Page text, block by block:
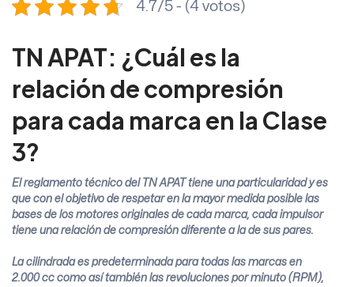
4.7/5 - (4 votos)
TN APAT: ¿Cuál es la
relación de compresión
para cada marca en la Clase
3?
El reglamento técnico del TN APAT tiene una particularidad y es
que con el objetivo de respetar en la mayor medida posible las
bases de los motores originales de cada marca, cada impulsor
tiene una relación de compresión diferente a la de sus pares.
La cilindrada es predeterminada para todas las marcas en
2.000 cc como así también las revoluciones por minuto (RPM),